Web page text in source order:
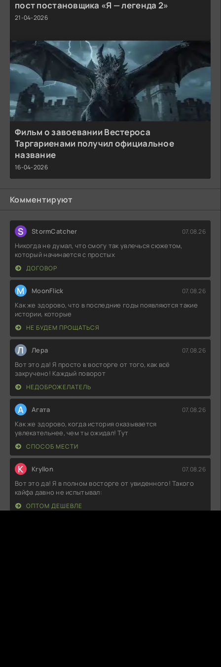
пост постановщика «Я — легенда 2»
21-04-2026
Фильм о завоевании Вестероса
Таргариенами получил официальное
название
16-04-2026
Комментируют
S StormCatcher 07.08.26
Никогда не думал, что смогу так увлечься сюжетом,
который начинается с простых
ДОГОВОР
M MoonFlick 07.08.26
Как же здорово, что в последние годы появляются такие
истории, которые
НЕ БУДЕМ ПРОЩАТЬСЯ
Л Лера 07.08.26
Вот это да! Я просто в восторге от того, как всё
закручено! Каждый поворот
НЕДОБРОЖЕЛАТЕЛЬ
А Агата 07.08.26
Как же здорово, когда история оказывается
увлекательнее, чем ты ожидал! Тут
СПОСОБ МЕСТИ
K Kryllon 07.08.26
Вот это да! Я в полном восторге от увиденного! Такого
кайфа давно не испытывал:
ОПТОМ ДЕШЕВЛЕ